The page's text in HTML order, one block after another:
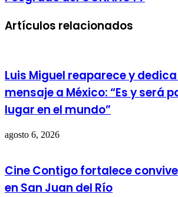
Artículos relacionados
Luis Miguel reaparece y
mensaje a México: “Es y será
lugar en el mundo”
agosto 6, 2026
Cine Contigo fortalece
en San Juan del Río